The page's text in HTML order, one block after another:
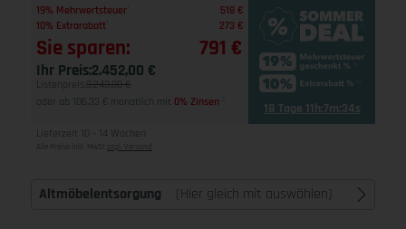
19% Mehrwertsteuer
518 €
10% Extrarabatt
273 €
Sie sparen: 791 €
Ihr Preis:2.452,00 €
Listenpreis: 3.243,00 €
oder ab 106,33 € monatlich mit 0% Zinsen 18 Tage 11h:7m:33s
Lieferzeit 10 - 14 Wochen
Alle Preise inkl. MwSt zzgl. Versand
Altmöbelentsorgung (Hier gleich mit auswählen)